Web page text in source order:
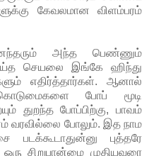
கேவலமான விளம்பரம்
அந்த பெண்ணும்
செயலை இங்கே ஹிந்து
எதிர்த்தார்கள். ஆனால்
போப் மூடி
துறந்த போப்பிற்கு, பாவம்
வரவில்லை போலும். இத நாம
புத்தரே
சிறுபான்மை முதியவரை